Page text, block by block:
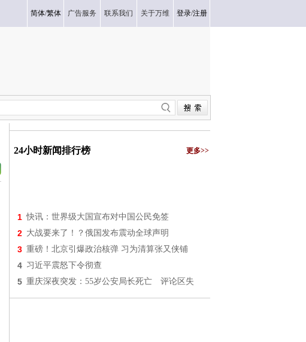
简体/繁体 广告服务 联系我们 关于万维 登录/注册
24小时新闻排行榜 更多>>
1 快讯：世界级大国宣布对中国公民免签
2 大战要来了！？俄国发布震动全球声明
3 重磅！北京引爆政治核弹 习为清算张又侠铺
4 习近平震怒下令彻查
5 重庆深夜突发：55岁公安局长死亡 评论区失